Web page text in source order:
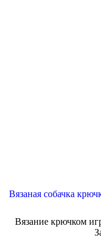
Вязаная собачка
Вязание крючком